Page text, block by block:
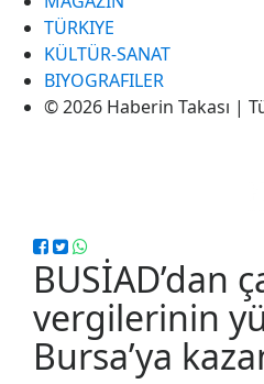
TÜRKIYE
KÜLTÜR-SANAT
BIYOGRAFILER
© 2026 Haberin Takası |
BUSİAD’dan
vergilerinin
Bursa’ya